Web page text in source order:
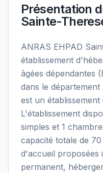
Présentation
Sainte-
ANRAS EHPAD
établissement
âgées dépendantes
dans le département
est un
L'établissement
simples et 1
capacité totale de
d'accueil proposées
permanent,